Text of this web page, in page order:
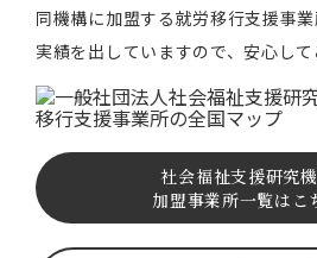
同機構に加盟する就労移⾏⽀援事
実績を出していますので、安⼼して
社会福祉⽀援研究
加盟事業所一覧はこ